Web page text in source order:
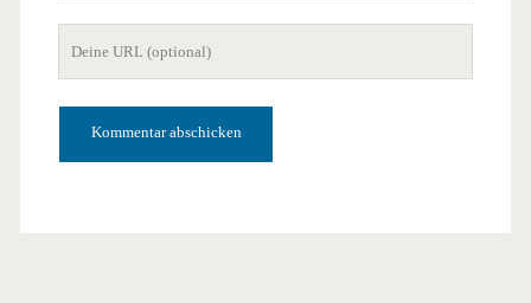
Adresse